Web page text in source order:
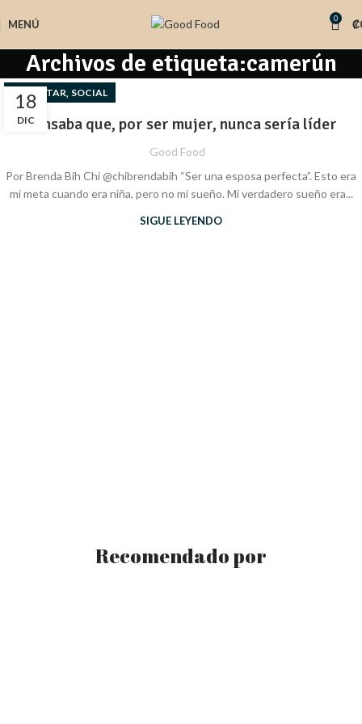
MENÚ 0 ₡
Archivos de etiqueta:camerún
18
DIC
BIENESTAR, SOCIAL
Pensaba que, por ser mujer, nunca sería líder
Good Food
Por Brenda Bih Chi @chibrendabih “Ser una esposa perfecta”. Esto era
mi meta cuando era niña, pero no mi sueño. Mi verdadero sueño era...
SIGUE LEYENDO
Recomendado por